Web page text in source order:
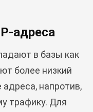
адреса
в базы как
более низкий
напротив,
трафику. Для